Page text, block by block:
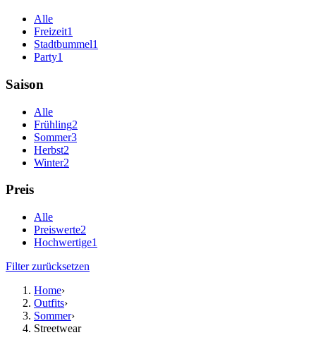
Alle
Freizeit1
Stadtbummel1
Party1
Saison
Alle
Frühling2
Sommer3
Herbst2
Winter2
Preis
Alle
Preiswerte2
Hochwertige1
Filter zurücksetzen
Home›
Outfits›
Sommer›
Streetwear